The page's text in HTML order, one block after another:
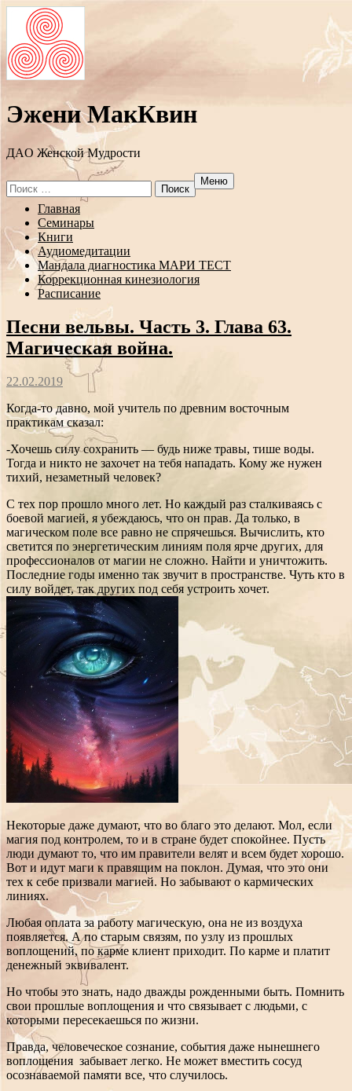
Эжени МакКвин
ДAO Женской Мудрости
Search
for:
Меню
Перейти
содержанию
Главная
Семинары
Книги
Аудиомедитации
Мандала диагностика МАРИ ТЕСТ
Коррекционная кинезиология
Расписание
Песни вельвы. Часть 3. Глава 63.
Магическая война.
22.02.2019
Когда-то давно, мой учитель по древним восточным
практикам сказал:
-Хочешь силу сохранить — будь ниже травы, тише воды.
Тогда и никто не захочет на тебя нападать. Кому же нужен
тихий, незаметный человек?
С тех пор прошло много лет. Но каждый раз сталкиваясь с
боевой магией, я убеждаюсь, что он прав. Да только, в
магическом поле все равно не спрячешься. Вычислить, кто
светится по энергетическим линиям поля ярче других, для
профессионалов от магии не сложно. Найти и уничтожить.
Последние годы именно так звучит в пространстве. Чуть кто в
силу войдет, так других под себя устроить хочет.
Некоторые даже думают, что во благо это делают. Мол, если
магия под контролем, то и в стране будет спокойнее. Пусть
люди думают то, что им правители велят и всем будет хорошо.
Вот и идут маги к правящим на поклон. Думая, что это они
тех к себе призвали магией. Но забывают о кармических
линиях.
Любая оплата за работу магическую, она не из воздуха
появляется. А по старым связям, по узлу из прошлых
воплощений, по карме клиент приходит. По карме и платит
денежный эквивалент.
Но чтобы это знать, надо дважды рожденными быть. Помнить
свои прошлые воплощения и что связывает с людьми, с
которыми пересекаешься по жизни.
Правда, человеческое сознание, события даже нынешнего
воплощения забывает легко. Не может вместить сосуд
осознаваемой памяти все, что случилось.